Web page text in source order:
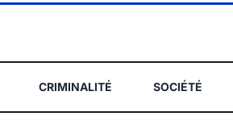
CRIMINALITÉ SOCIÉTÉ